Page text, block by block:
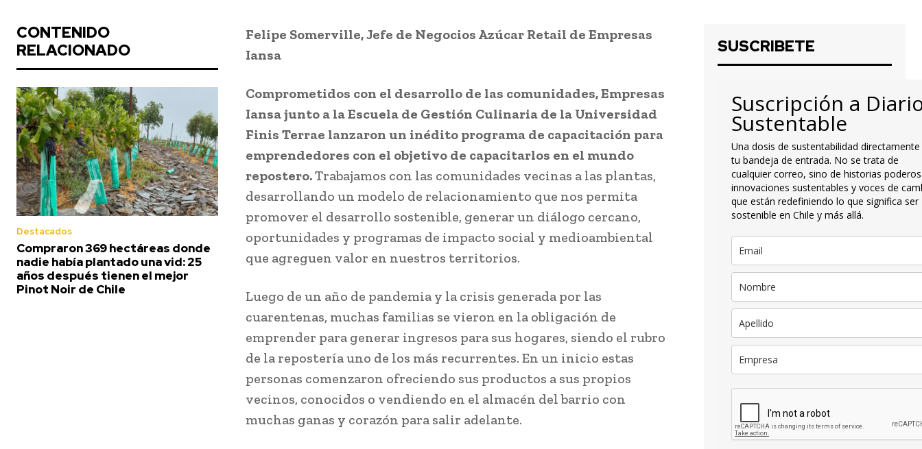
CONTENIDO
RELACIONADO
Destacados
Compraron 369 hectáreas donde
nadie había plantado una vid: 25
años después tienen el mejor
Pinot Noir de Chile
Felipe Somerville, Jefe de Negocios Azúcar Retail de Empresas
Iansa
Comprometidos con el desarrollo de las comunidades, Empresas
Iansa junto a la Escuela de Gestión Culinaria de la Universidad
Finis Terrae lanzaron un inédito programa de capacitación para
emprendedores con el objetivo de capacitarlos en el mundo
repostero.Trabajamos con las comunidades vecinas a las plantas,
desarrollando un modelo de relacionamiento que nos permita
promover el desarrollo sostenible, generar un diálogo cercano,
oportunidades y programas de impacto social y medioambiental
que agreguen valor en nuestros territorios.
Luego de un año de pandemia y la crisis generada por las
cuarentenas, muchas familias se vieron en la obligación de
emprender para generar ingresos para sus hogares, siendo el rubro
de la repostería uno de los más recurrentes. En un inicio estas
personas comenzaron ofreciendo sus productos a sus propios
vecinos, conocidos o vendiendo en el almacén del barrio con
muchas ganas y corazón para salir adelante.
SUSCRIBETE
Suscripción a
Sustentable
Una dosis de sustentabilidad
tu bandeja de entrada. No se trata de
cualquier correo, sino de historias
innovaciones sustentables y voces de
que están redefiniendo lo que significa ser
sostenible en Chile y más allá.